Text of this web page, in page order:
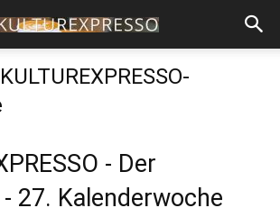
- Der
27. Kalenderwoche